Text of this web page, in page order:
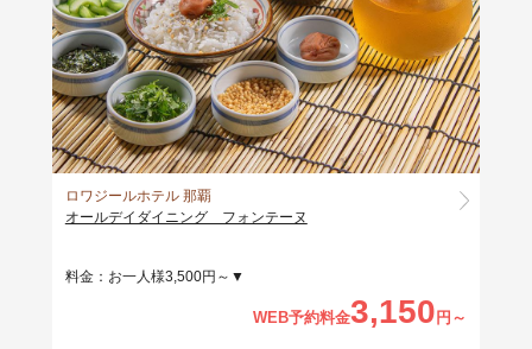
ロワジールホテル 那覇
オールデイダイニング フォンテーヌ
料金：お一人様3,500円～▼
WEB予約料金3,150 円～